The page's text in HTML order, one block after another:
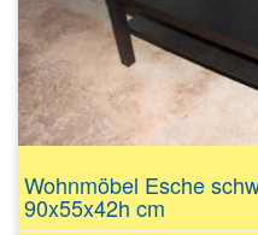
Wohnmöbel Esche
90x55x42h cm